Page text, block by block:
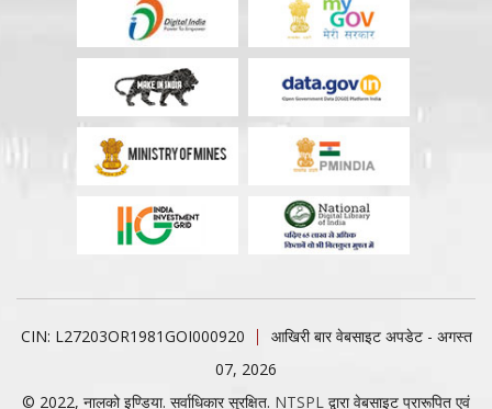
CIN: L27203OR1981GOI000920
आखिरी बार वेबसाइट अपडेट - अगस्त
07, 2026
© 2022, नालको इण्डिया. सर्वाधिकार सुरक्षित. NTSPL द्वारा वेबसाइट प्रारूपित एवं